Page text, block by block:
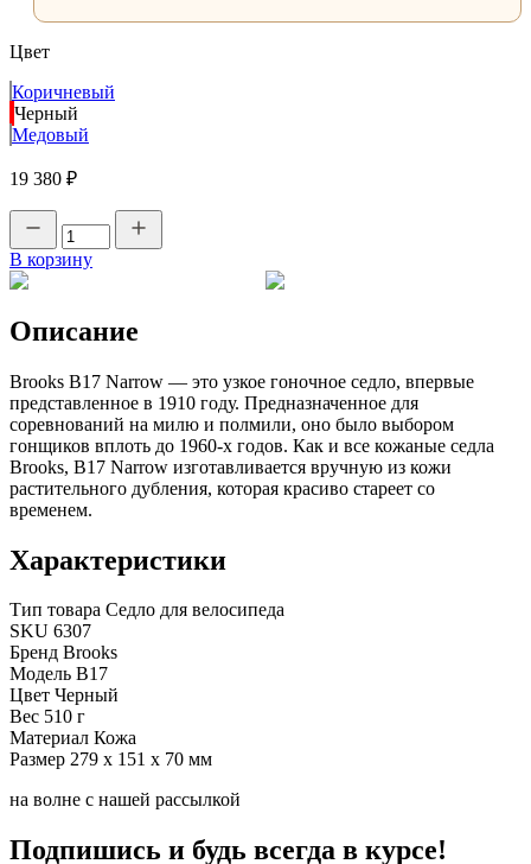
Цвет
Коричневый
Черный
Медовый
19 380 ₽
В корзину
Описание
Brooks B17 Narrow — это узкое гоночное седло, впервые
представленное в 1910 году. Предназначенное для
соревнований на милю и полмили, оно было выбором
гонщиков вплоть до 1960-х годов. Как и все кожаные седла
Brooks, B17 Narrow изготавливается вручную из кожи
растительного дубления, которая красиво стареет со
временем.
Характеристики
Тип товара Седло для велосипеда
SKU 6307
Бренд Brooks
Модель B17
Цвет Черный
Вес 510 г
Материал Кожа
Размер 279 x 151 x 70 мм
на волне с нашей рассылкой
Подпишись и будь всегда в курсе!